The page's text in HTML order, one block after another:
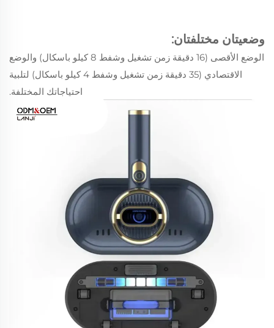
وضعيتان مختلفتان:
الوضع الأقصى (16 دقيقة زمن تشغيل وشفط 8 كيلو باسكال) والوضع
الاقتصادي (35 دقيقة زمن تشغيل وشفط 4 كيلو باسكال) لتلبية
احتياجاتك المختلفة.